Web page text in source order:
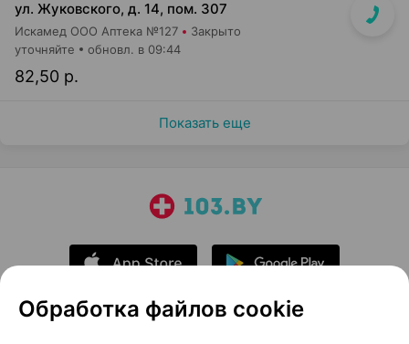
ул. Жуковского, д. 14, пом. 307
Искамед ООО Аптека №127 Закрыто
82,50 р.
уточняйте обновл. в 09:44
Показать еще
Обработка файлов cookie